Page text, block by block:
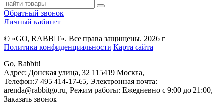
Обратный звонок
Личный кабинет
© «GO, RAВBIT». Все права защищены. 2026 г.
Политика конфиденциальности Карта сайта
Go, Rabbit!
Адрес: Донская улица, 32 115419 Москва,
Телефон:7 495 414-17-65, Электронная почта:
arenda@rabbitgo.ru, Режим работы: Ежедневно с 9:00 до 21:00,
Заказать звонок